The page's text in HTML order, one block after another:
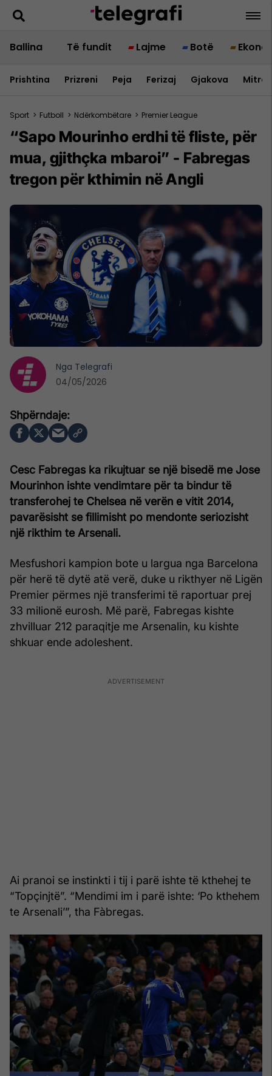
Ballina Të fundit Lajme Botë
Prishtina Prizreni Peja Ferizaj Gjakova
Sport > Futboll > Ndërkombëtare > Premier League
“Sapo Mourinho erdhi të fliste, për
mua, gjithçka mbaroi” - Fabregas
tregon për kthimin në Angli
Cesc Fabregas ka rikujtuar se një bisedë me Jose
Mourinhon ishte vendimtare për ta bindur të
transferohej te Chelsea në verën e vitit 2014,
pavarësisht se fillimisht po mendonte seriozisht
një rikthim te Arsenali.
Mesfushori kampion bote u largua nga Barcelona
për herë të dytë atë verë, duke u rikthyer në Ligën
Premier përmes një transferimi të raportuar prej
33 milionë eurosh. Më parë, Fabregas kishte
zhvilluar 212 paraqitje me Arsenalin, ku kishte
shkuar ende adoleshent.
Ai pranoi se instinkti i tij i parë ishte të kthehej te
“Topçinjtë”. “Mendimi im i parë ishte: ‘Po kthehem
te Arsenali’”, tha Fàbregas.
Nga Telegrafi
04/05/2026